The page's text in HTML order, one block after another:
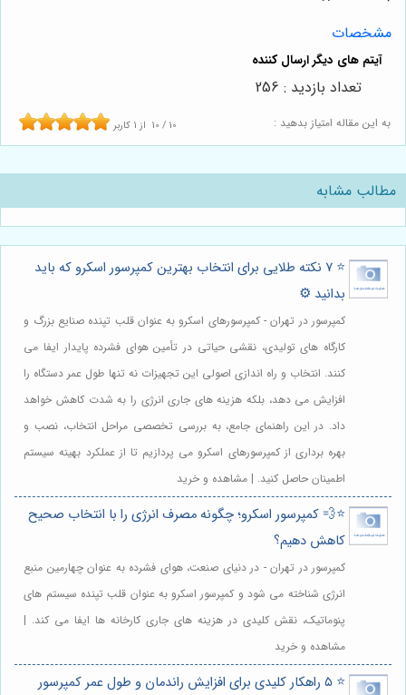
مشخصات
به این مقاله امتیاز بدهید : 10 / 10 از1 کاربر
تعداد بازدید : 256
مطالب مشابه
⭐️ ۷ نکته طلایی برای انتخاب بهترین کمپرسور اسکرو که باید
بدانید ⚙️
کمپرسور در تهران - کمپرسورهای اسکرو به عنوان قلب تپنده صنایع بزرگ و
کارگاه های تولیدی، نقشی حیاتی در تأمین هوای فشرده پایدار ایفا می
کنند. انتخاب و راه اندازی اصولی این تجهیزات نه تنها طول عمر دستگاه را
افزایش می دهد، بلکه هزینه های جاری انرژی را به شدت کاهش خواهد
داد. در این راهنمای جامع، به بررسی تخصصی مراحل انتخاب، نصب و
بهره برداری از کمپرسورهای اسکرو می پردازیم تا از عملکرد بهینه سیستم
اطمینان حاصل کنید. | مشاهده و خرید
⭐️💨 کمپرسور اسکرو؛ چگونه مصرف انرژی را با انتخاب صحیح
کاهش دهیم؟
کمپرسور در تهران - در دنیای صنعت، هوای فشرده به عنوان چهارمین منبع
انرژی شناخته می شود و کمپرسور اسکرو به عنوان قلب تپنده سیستم های
پنوماتیک، نقش کلیدی در هزینه های جاری کارخانه ها ایفا می کند. |
مشاهده و خرید
⭐️ ۵ راهکار کلیدی برای افزایش راندمان و طول عمر کمپرسور